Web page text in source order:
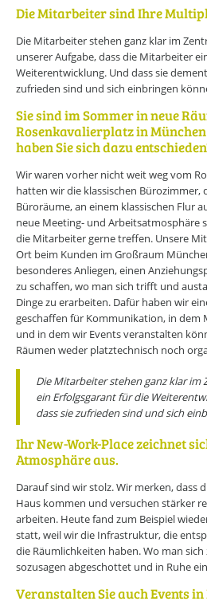
Die Mitarbeiter sind Ihre
Die Mitarbeiter stehen ganz klar im
unserer Aufgabe, dass die Mitarbeiter
Weiterentwicklung. Und dass sie
zufrieden sind und sich einbringen
Sie sind im Sommer in neue
Rosenkavalierplatz in
haben Sie sich dazu
Wir waren vorher nicht weit weg vom
hatten wir die klassischen Bürozimmer,
Büroräume, an einem klassischen Flur
neue Meeting- und Arbeitsatmosphäre
die Mitarbeiter gerne treffen. Unsere
Ort beim Kunden im Großraum
besonderes Anliegen, einen
zu schaffen, wo man sich trifft und
Dinge zu erarbeiten. Dafür haben wir
geschaffen für Kommunikation, in
und in dem wir Events veranstalten
Räumen weder platztechnisch noch
Die Mitarbeiter stehen ganz klar im
ein Erfolgsgarant für die
dass sie zufrieden sind und sich
Ihr New-Work-Place zeichnet
Atmosphäre aus.
Darauf sind wir stolz. Wir merken, dass
Haus kommen und versuchen stärker
arbeiten. Heute fand zum Beispiel
statt, weil wir die Infrastruktur, die
die Räumlichkeiten haben. Wo man
sozusagen abgeschottet und in Ruhe
Veranstalten Sie auch Events